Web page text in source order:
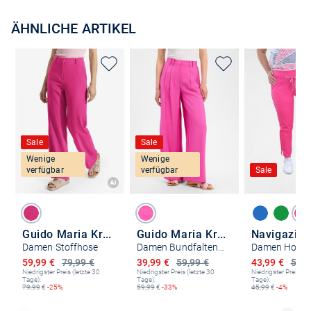
ÄHNLICHE ARTIKEL
Sale
Wenige
verfügbar
Guido Maria Kretschmer
Damen Stoffhose
79,99 €
Ermäßigter Preis
59,99 €
Niedrigster Preis (letzte 30
Tage):
79,99€ -25%
Sale
Wenige
verfügbar
Guido Maria Kretschmer
59,99 €
Ermäßigter Preis
39,99 €
Niedrigster Preis (letzte 30
Tage):
59,99€ -33%
Sale
Damen Hose
Ermäßigter
43,99 €
Niedrigster Preis
Tage):
45,99€ -4%